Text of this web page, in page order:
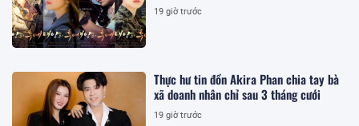
19 giờ trước
Thực hư tin đồn Akira Phan chia tay bà
xã doanh nhân chỉ sau 3 tháng cưới
19 giờ trước